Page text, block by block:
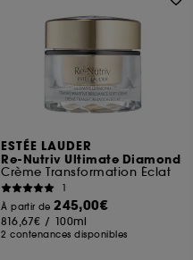
ESTÉE LAUDER
Re-Nutriv Ultimate Diamond
Crème Transformation Éclat
1
À partir de245,00€
816,67€ / 100ml
2 contenances disponibles